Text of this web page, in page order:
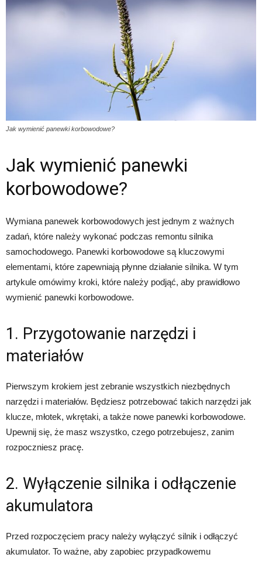
Jak wymienić panewki korbowodowe?
Jak wymienić panewki
korbowodowe?
Wymiana panewek korbowodowych jest jednym z ważnych
zadań, które należy wykonać podczas remontu silnika
samochodowego. Panewki korbowodowe są kluczowymi
elementami, które zapewniają płynne działanie silnika. W tym
artykule omówimy kroki, które należy podjąć, aby prawidłowo
wymienić panewki korbowodowe.
1. Przygotowanie narzędzi i
materiałów
Pierwszym krokiem jest zebranie wszystkich niezbędnych
narzędzi i materiałów. Będziesz potrzebować takich narzędzi jak
klucze, młotek, wkrętaki, a także nowe panewki korbowodowe.
Upewnij się, że masz wszystko, czego potrzebujesz, zanim
rozpoczniesz pracę.
2. Wyłączenie silnika i odłączenie
akumulatora
Przed rozpoczęciem pracy należy wyłączyć silnik i odłączyć
akumulator. To ważne, aby zapobiec przypadkowemu